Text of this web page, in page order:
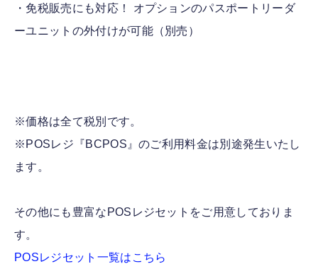
・免税販売にも対応！ オプションのパスポートリーダ
ーユニットの外付けが可能（別売）
※価格は全て税別です。
※POSレジ『BCPOS』のご利用料金は別途発生いたし
ます。
その他にも豊富なPOSレジセットをご用意しておりま
す。
POSレジセット一覧はこちら